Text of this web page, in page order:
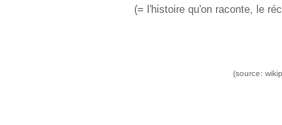
(= l'histoire qu'on raconte, le
(source: